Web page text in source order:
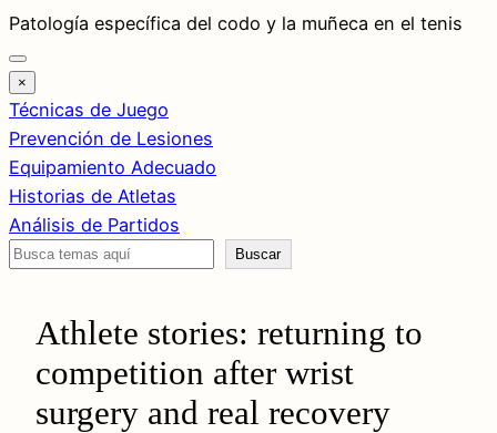
Saltar
al
contenido
Patología específica del codo y la muñeca en el tenis
×
Técnicas de Juego
Prevención de Lesiones
Equipamiento Adecuado
Historias de Atletas
Análisis de Partidos
Buscar
Buscar
Athlete stories: returning to
competition after wrist
surgery and real recovery